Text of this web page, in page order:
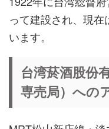
って建設され、現
います。
台湾菸酒股份
専売局）への